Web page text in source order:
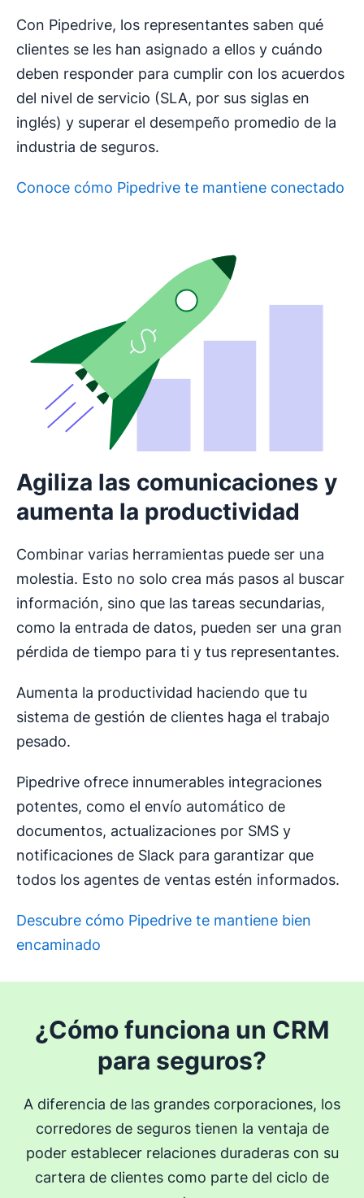
Con Pipedrive, los representantes saben qué
clientes se les han asignado a ellos y cuándo
deben responder para cumplir con los acuerdos
del nivel de servicio (SLA, por sus siglas en
inglés) y superar el desempeño promedio de la
industria de seguros.
Conoce cómo Pipedrive te mantiene conectado
Agiliza las comunicaciones y
aumenta la productividad
Combinar varias herramientas puede ser una
molestia. Esto no solo crea más pasos al buscar
información, sino que las tareas secundarias,
como la entrada de datos, pueden ser una gran
pérdida de tiempo para ti y tus representantes.
Aumenta la productividad haciendo que tu
sistema de gestión de clientes haga el trabajo
pesado.
Pipedrive ofrece innumerables integraciones
potentes, como el envío automático de
documentos, actualizaciones por SMS y
notificaciones de Slack para garantizar que
todos los agentes de ventas estén informados.
Descubre cómo Pipedrive te mantiene bien
encaminado
¿Cómo funciona un CRM
para seguros?
A diferencia de las grandes corporaciones, los
corredores de seguros tienen la ventaja de
poder establecer relaciones duraderas con su
cartera de clientes como parte del ciclo de